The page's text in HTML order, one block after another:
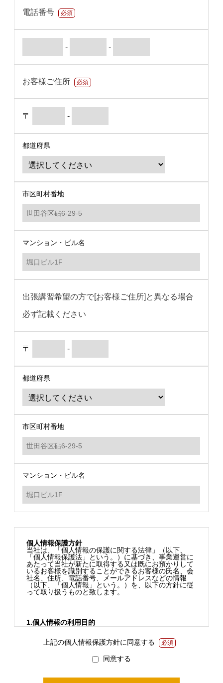
電話番号 必須
- -
お客様ご住所 必須
〒 -
都道府県
市区町村番地
マンション・ビル名
出張講習希望の方で[お客様ご住所]と異なる場合
必ず記載ください
〒 -
都道府県
市区町村番地
マンション・ビル名
個人情報保護方針
当社は、「個人情報の保護に関する法律」（以下、
「個人情報保護法」という。）に基づき、事業運営に
あたって当社が新たに取得する又は既にお預かりして
いるお客様を識別することができるお客様の氏名、会
社名、住所、電話番号、メールアドレスなどの情報
（以下、「個人情報」という。）を、以下の方針に従
って取り扱うものと致します。
1.個人情報の利用目的
なお、下記に定めのない目的で利用する場合はその都
度お客様の同意を得た上で行います。
上記の個人情報保護方針に同意する 必須
同意する